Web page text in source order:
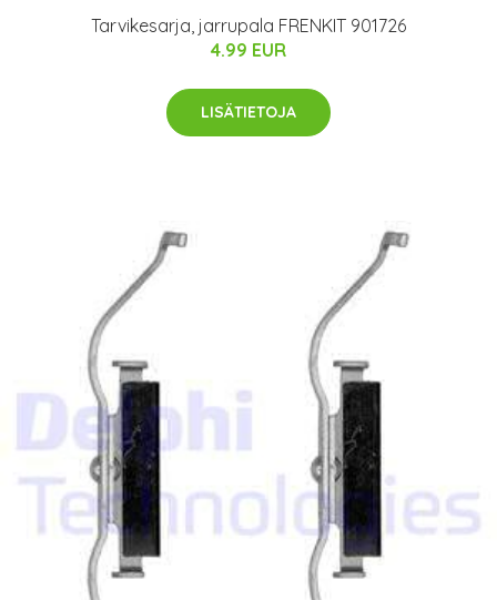
Tarvikesarja, jarrupala FRENKIT 901726
4.99 EUR
LISÄTIETOJA